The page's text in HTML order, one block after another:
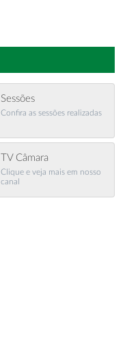
Sessões
Confira as sessões realizadas
TV Câmara
Clique e veja mais em nosso
canal